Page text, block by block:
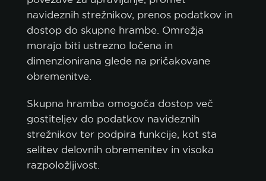
navideznih strežnikov, prenos podatkov in
dostop do skupne hrambe. Omrežja
morajo biti ustrezno ločena in
dimenzionirana glede na pričakovane
obremenitve.
Skupna hramba omogoča dostop več
gostiteljev do podatkov navideznih
strežnikov ter podpira funkcije, kot sta
selitev delovnih obremenitev in visoka
razpoložljivost.